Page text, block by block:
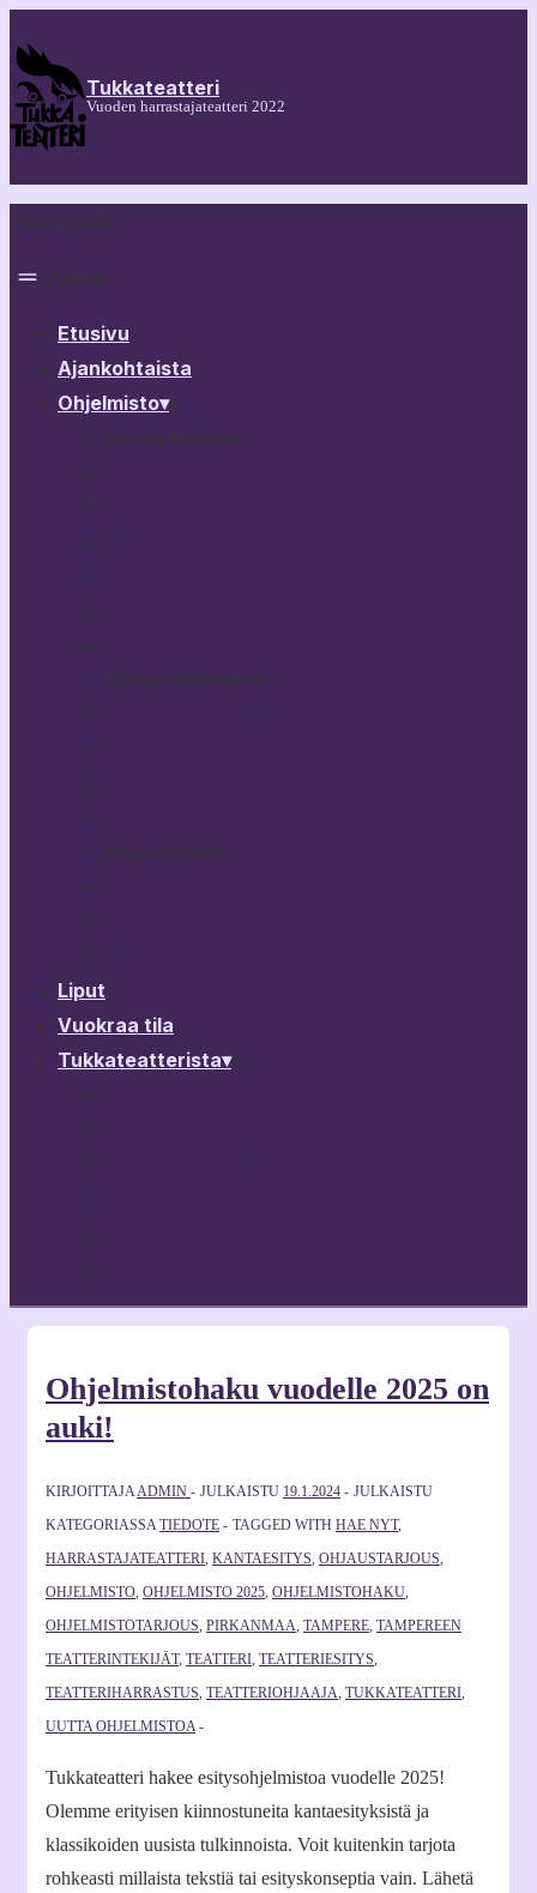
Tukkateatteri
Vuoden harrastajateatteri 2022
Päänavigaatio
Valikko
Etusivu
Ajankohtaista
Ohjelmisto▾▾
Nyt ohjelmistossa
Tulossa ohjelmistoon
Muu ohjelmisto
Liput
Vuokraa tila
Tukkateatterista▾▾
Ohjelmistohaku vuodelle 2025 on
auki!
KIRJOITTAJA ADMIN JULKAISTU 19.1.2024
JULKAISTU
KATEGORIASSA TIEDOTE TAGGED WITH HAE NYT,
HARRASTAJATEATTERI KANTAESITYS OHJAUSTARJOUS
OHJELMISTO OHJELMISTO 2025 OHJELMISTOHAKU
OHJELMISTOTARJOUS PIRKANMAA TAMPERE TAMPEREEN
TEATTERINTEKIJÄT, TEATTERI TEATTERIESITYS
TEATTERIHARRASTUS TEATTERIOHJAAJA TUKKATEATTERI
UUTTA OHJELMISTOA
Tukkateatteri hakee esitysohjelmistoa vuodelle 2025!
Olemme erityisen kiinnostuneita kantaesityksistä ja
klassikoiden uusista tulkinnoista. Voit kuitenkin tarjota
rohkeasti millaista tekstiä tai esityskonseptia vain. Lähetä